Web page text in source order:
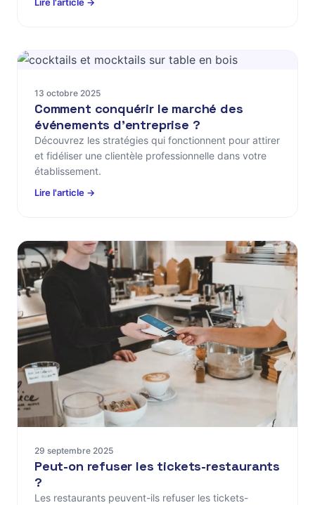
13 octobre 2025
Comment conquérir le marché des
événements d'entreprise ?
Découvrez les stratégies qui fonctionnent pour attirer
et fidéliser une clientèle professionnelle dans votre
établissement.
Lire l'article →
29 septembre 2025
Peut-on refuser les tickets-restaurants
?
Les restaurants peuvent-ils refuser les tickets-